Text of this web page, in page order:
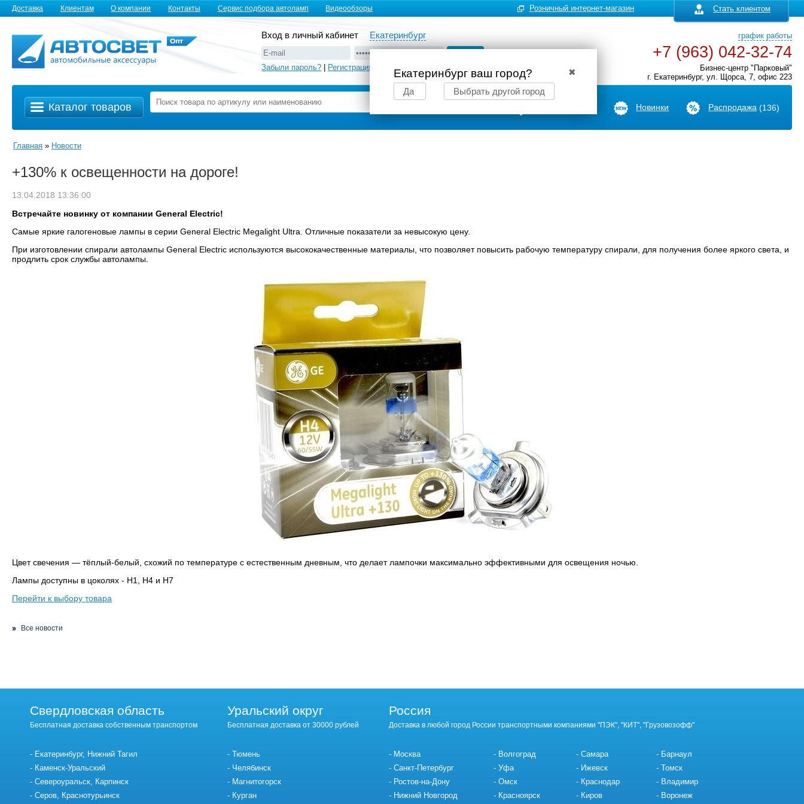
Доставка Клиентам О компании Контакты Сервис подбора автоламп Видеообзоры Стать клиентом
Розничный интернет-магазин
Вход в личный кабинет Екатеринбург
✖
Екатеринбург ваш город?
Да Выбрать другой город
Забыли пароль? Регистрация
график работы
+7 (963) 042-32-74
Бизнес-центр "Парковый"
г. Екатеринбург, ул. Щорса, 7, офис 223
Каталог товаров Новинки Распродажа (136)
Главная » Новости
+130% к освещенности на дороге!
13.04.2018 13:36:00
Встречайте новинку от компании General Electric!
Самые яркие галогеновые лампы в серии General Electric Megalight Ultra. Отличные показатели за невысокую цену.
При изготовлении спирали автолампы General Electric используются высококачественные материалы, что позволяет повысить рабочую температуру спирали, для получения более яркого света, и
продлить срок службы автолампы.
Цвет свечения — тёплый-белый, схожий по температуре с естественным дневным, что делает лампочки максимально эффективными для освещения ночью.
Лампы доступны в цоколях - H1, H4 и H7
Перейти к выбору товара
Все новости
Свердловская область
Бесплатная доставка собственным транспортом
Екатеринбург, Нижний Тагил
Каменск-Уральский
Североуральск, Карпинск
Серов, Краснотурьинск
Уральский округ
Бесплатная доставка от 30000 рублей
Тюмень
Челябинск
Магнитогорск
Курган
Россия
Доставка в любой город России транспортными компаниями "ПЭК", "КИТ", "Грузовозофф"
Москва
Санкт-Петербург
Ростов-на-Дону
Нижний Новгород
Волгоград
Уфа
Омск
Красноярск
Самара
Ижевск
Краснодар
Киров
Барнаул
Томск
Владимир
Воронеж